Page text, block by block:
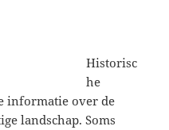
Historisc
he
informatie over de
landschap. Soms